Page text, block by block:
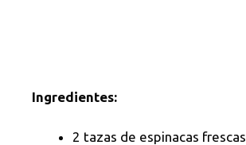
Ingredientes:
2 tazas de espinacas frescas